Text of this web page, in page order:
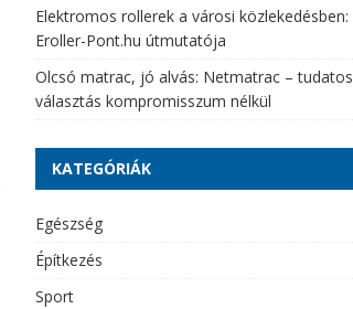
Elektromos rollerek a városi közlekedésben:
Eroller-Pont.hu útmutatója
Olcsó matrac, jó alvás: Netmatrac – tudatos
választás kompromisszum nélkül
KATEGÓRIÁK
Egészség
Építkezés
Sport